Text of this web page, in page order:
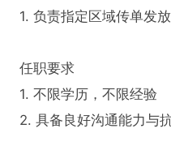
1. 负责指定区域传单发
任职要求
1. 不限学历，不限经验
2. 具备良好沟通能力与